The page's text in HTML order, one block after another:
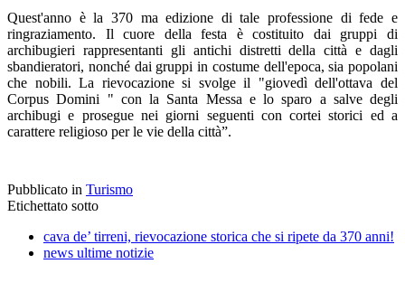
Quest'anno è la 370 ma edizione di tale professione di fede e
ringraziamento. Il cuore della festa è costituito dai gruppi di
archibugieri rappresentanti gli antichi distretti della città e dagli
sbandieratori, nonché dai gruppi in costume dell'epoca, sia popolani
che nobili. La rievocazione si svolge il "giovedì dell'ottava del
Corpus Domini " con la Santa Messa e lo sparo a salve degli
archibugi e prosegue nei giorni seguenti con cortei storici ed a
carattere religioso per le vie della città”.
Pubblicato in Turismo
Etichettato sotto
cava de’ tirreni, rievocazione storica che si ripete da 370 anni!
news ultime notizie